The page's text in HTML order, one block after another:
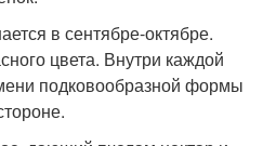
в сентябре-октябре.
цвета. Внутри каждой
подковообразной формы